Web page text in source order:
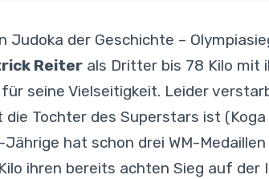
der Geschichte –
Reiter als Dritter bis 78 Kilo mit
seine Vielseitigkeit. Leider
Tochter des Superstars ist
hat schon drei WM-
ihren bereits achten Sieg auf der